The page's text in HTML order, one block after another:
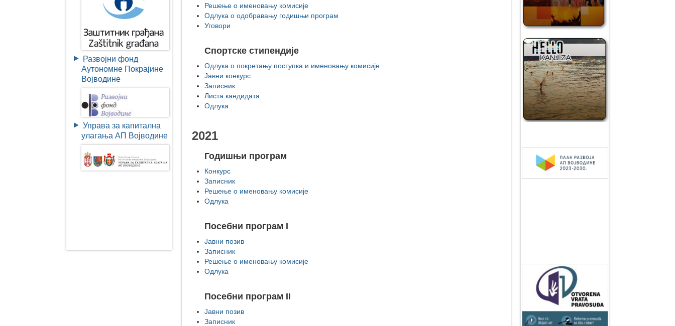
Развојни фонд
Аутономне Покрајине
Војводине
Управа за капитална
улагања АП Војводине
Решење о именовању комисије
Одлука о одобравању годишњи програм
Уговори
Спортске стипендије
Одлука о покретању поступка и именовању комисије
Јавни конкурc
Записник
Листа кандидата
Одлука
2021
Годишњи програм
Конкурс
Записник
Решење о именовању комисије
Одлука
Посебни програм I
Јавни позив
Записник
Решење о именовању комисије
Одлука
Посебни програм II
Јавни позив
Записник